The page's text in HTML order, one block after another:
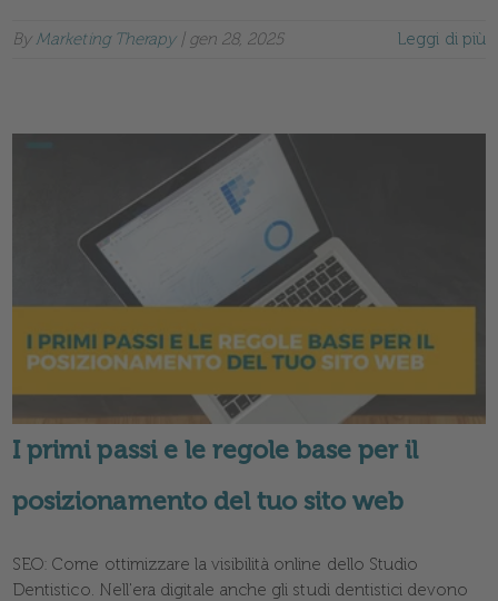
ByMarketing Therapy| gen 28, 2025 Leggi di più
I primi passi e le regole base per il
posizionamento del tuo sito web
SEO: Come ottimizzare la visibilità online dello Studio
Dentistico. Nell'era digitale anche gli studi dentistici devono